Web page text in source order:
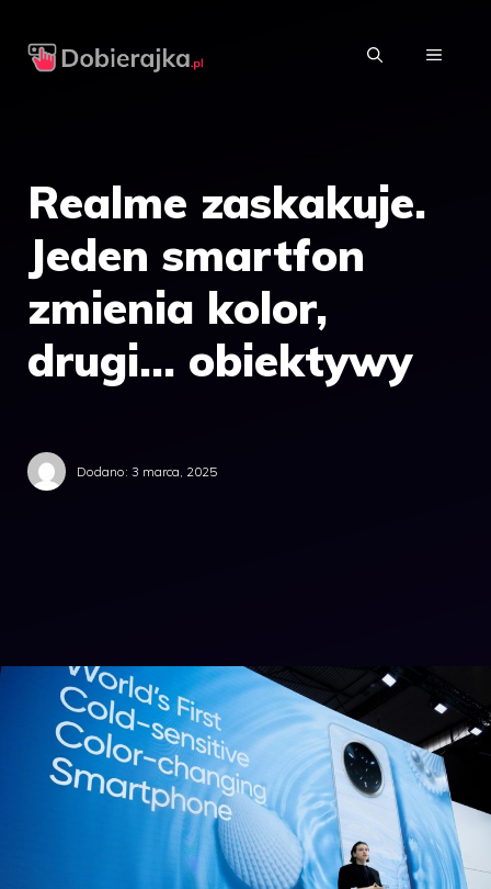
MENU
Realme zaskakuje.
Jeden smartfon
zmienia kolor,
drugi… obiektywy
Dodano: 3 marca, 2025